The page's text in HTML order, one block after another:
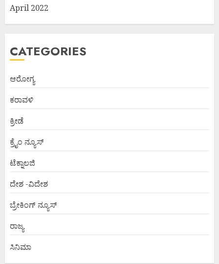
April 2022
CATEGORIES
ಆರೋಗ್ಯ
ಕರಾವಳಿ
ಕ್ರೀಡೆ
ಕ್ರೈಂ ನ್ಯೂಸ್
ಟೆಕ್ನಾಲಜಿ
ದೇಶ -ವಿದೇಶ
ಬ್ರೇಕಿಂಗ್ ನ್ಯೂಸ್
ರಾಜ್ಯ
ಸಿನಿಮಾ